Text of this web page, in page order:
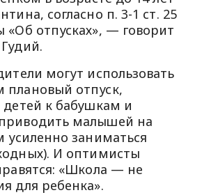
согласно п. 3-1 ст. 25
«Об отпусках», — говорит
могут использовать
отпуск,
детей к бабушкам и
малышей на
усиленно заниматься
И оптимисты
«Школа — не
для ребенка».